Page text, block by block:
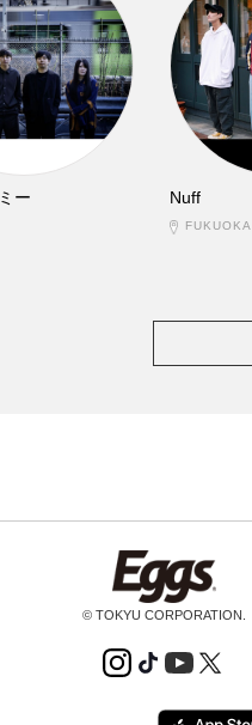
ー Nuff
FUKUOKA
© TOKYU CORPORATION.